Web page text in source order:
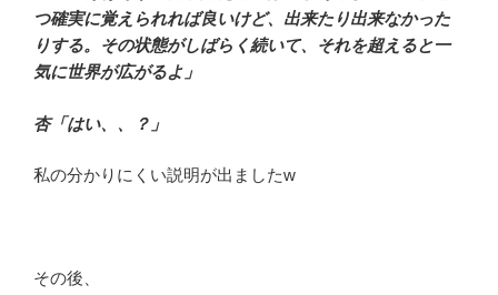
つ確実に覚えられれば良いけど、出来たり出来なかった
りする。その状態がしばらく続いて、それを超えると一
気に世界が広がるよ」
杏「はい、、？」
私の分かりにくい説明が出ましたw
その後、